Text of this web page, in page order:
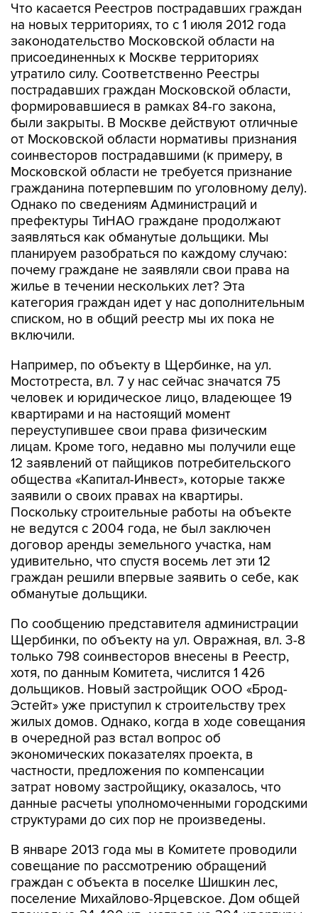
Что касается Реестров пострадавших граждан
на новых территориях, то с 1 июля 2012 года
законодательство Московской области на
присоединенных к Москве территориях
утратило силу. Соответственно Реестры
пострадавших граждан Московской области,
формировавшиеся в рамках 84-го закона,
были закрыты. В Москве действуют отличные
от Московской области нормативы признания
соинвесторов пострадавшими (к примеру, в
Московской области не требуется признание
гражданина потерпевшим по уголовному делу).
Однако по сведениям Администраций и
префектуры ТиНАО граждане продолжают
заявляться как обманутые дольщики. Мы
планируем разобраться по каждому случаю:
почему граждане не заявляли свои права на
жилье в течении нескольких лет? Эта
категория граждан идет у нас дополнительным
списком, но в общий реестр мы их пока не
включили.
Например, по объекту в Щербинке, на ул.
Мостотреста, вл. 7 у нас сейчас значатся 75
человек и юридическое лицо, владеющее 19
квартирами и на настоящий момент
переуступившее свои права физическим
лицам. Кроме того, недавно мы получили еще
12 заявлений от пайщиков потребительского
общества «Капитал-Инвест», которые также
заявили о своих правах на квартиры.
Поскольку строительные работы на объекте
не ведутся с 2004 года, не был заключен
договор аренды земельного участка, нам
удивительно, что спустя восемь лет эти 12
граждан решили впервые заявить о себе, как
обманутые дольщики.
По сообщению представителя администрации
Щербинки, по объекту на ул. Овражная, вл. 3-8
только 798 соинвесторов внесены в Реестр,
хотя, по данным Комитета, числится 1 426
дольщиков. Новый застройщик ООО «Брод-
Эстейт» уже приступил к строительству трех
жилых домов. Однако, когда в ходе совещания
в очередной раз встал вопрос об
экономических показателях проекта, в
частности, предложения по компенсации
затрат новому застройщику, оказалось, что
данные расчеты уполномоченными городскими
структурами до сих пор не произведены.
В январе 2013 года мы в Комитете проводили
совещание по рассмотрению обращений
граждан с объекта в поселке Шишкин лес,
поселение Михайлово-Ярцевское. Дом общей